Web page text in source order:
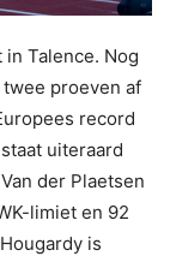
Talence. Nog
proeven af
record
uiteraard
der Plaetsen
limiet en 92
is